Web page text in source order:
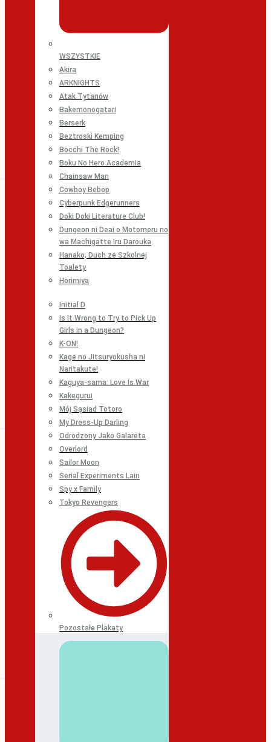
WSZYSTKIE
Akira
ARKNIGHTS
Atak Tytanów
Bakemonogatari
Berserk
Beztroski Kemping
Bocchi The Rock!
Boku No Hero Academia
Chainsaw Man
Cowboy Bebop
Cyberpunk Edgerunners
Doki Doki Literature Club!
Dungeon ni Deai o Motomeru no
wa Machigatte Iru Darouka
Hanako, Duch ze Szkolnej
Toalety
Horimiya
Initial D
Is It Wrong to Try to Pick Up
Girls in a Dungeon?
K-ON!
Kage no Jitsuryokusha ni
Naritakute!
Kaguya-sama: Love Is War
Kakegurui
Mój Sąsiad Totoro
My Dress-Up Darling
Odrodzony Jako Galareta
Overlord
Sailor Moon
Serial Experiments Lain
Spy x Family
Tokyo Revengers
Pozostałe Plakaty